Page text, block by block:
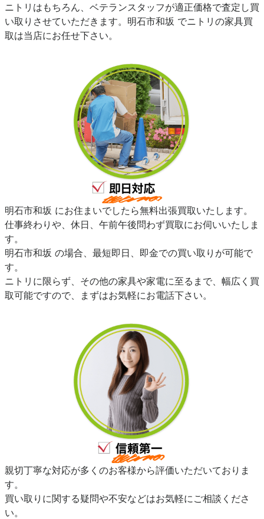
ニトリはもちろん、ベテランスタッフが適正価格で査定し買
い取りさせていただきます。明石市和坂 でニトリの家具買
取は当店にお任せ下さい。
明石市和坂 にお住まいでしたら無料出張買取いたします。
仕事終わりや、休日、午前午後問わず買取にお伺いいたしま
す。
明石市和坂 の場合、最短即日、即金での買い取りが可能で
す。
ニトリに限らず、その他の家具や家電に至るまで、幅広く買
取可能ですので、まずはお気軽にお電話下さい。
親切丁寧な対応が多くのお客様から評価いただいておりま
す。
買い取りに関する疑問や不安などはお気軽にご相談くださ
い。